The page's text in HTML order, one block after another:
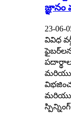
జ్ఞానం
23-
వివిధ
మరియు
మరియు